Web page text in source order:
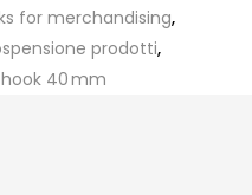
for merchandising,
prodotti,
40 mm